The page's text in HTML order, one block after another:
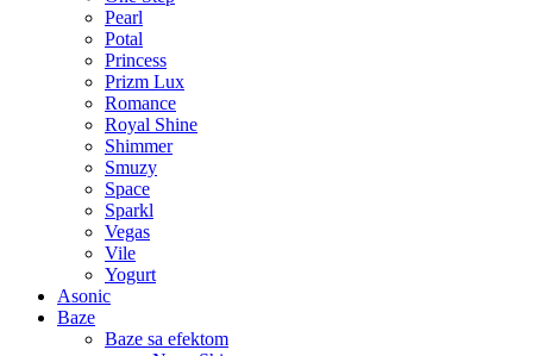
Pearl
Potal
Princess
Prizm Lux
Romance
Royal Shine
Shimmer
Smuzy
Space
Sparkl
Vegas
Vile
Yogurt
Asonic
Baze
Baze sa efektom